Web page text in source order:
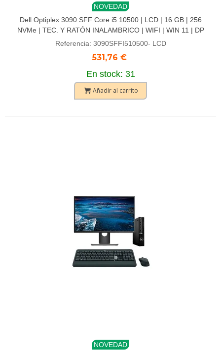
NOVEDAD
Dell Optiplex 3090 SFF Core i5 10500 | LCD | 16 GB | 256
NVMe | TEC. Y RATÓN INALAMBRICO | WIFI | WIN 11 | DP
Referencia: 3090SFFI510500- LCD
531,76 €
En stock: 31
Añadir al carrito
NOVEDAD